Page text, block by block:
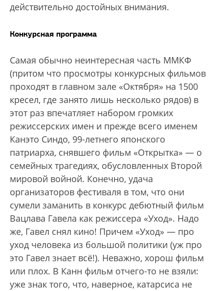
действительно достойных внимания.
Конкурсная программа
Самая обычно неинтересная часть ММКФ
(притом что просмотры конкурсных фильмов
проходят в главном зале «Октября» на 1500
кресел, где занято лишь несколько рядов) в
этот раз впечатляет набором громких
режиссерских имен и прежде всего именем
Канэто Синдо, 99-летнего японского
патриарха, снявшего фильм «Открытка» — о
семейных трагедиях, обусловленных Второй
мировой войной. Конечно, удача
организаторов фестиваля в том, что они
сумели заманить в конкурс дебютный фильм
Вацлава Гавела как режиссера «Уход». Надо
же, Гавел снял кино! Причем «Уход» — про
уход человека из большой политики (уж про
это Гавел знает всё!). Неважно, хорош фильм
или плох. В Канн фильм отчего-то не взяли:
уже знак того, что, наверное, катарсиса не